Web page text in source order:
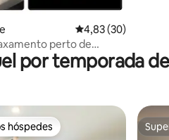
4,83 de uma
4,83 (30)
perto de
por temporada
preferidos dos hóspedes
hóspedes